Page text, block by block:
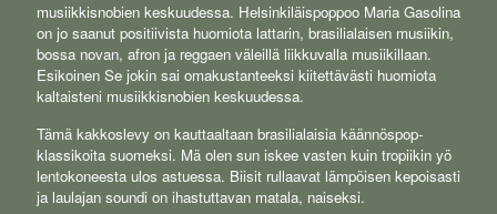
musiikkisnobien keskuudessa. Helsinkiläispoppoo Maria Gasolina
on jo saanut positiivista huomiota lattarin, brasilialaisen musiikin,
bossa novan, afron ja reggaen väleillä liikkuvalla musiikillaan.
Esikoinen Se jokin sai omakustanteeksi kiitettävästi huomiota
kaltaisteni musiikkisnobien keskuudessa.
Tämä kakkoslevy on kauttaaltaan brasilialaisia käännöspop-
klassikoita suomeksi. Mä olen sun iskee vasten kuin tropiikin yö
lentokoneesta ulos astuessa. Biisit rullaavat lämpöisen kepoisasti
ja laulajan soundi on ihastuttavan matala, naiseksi.